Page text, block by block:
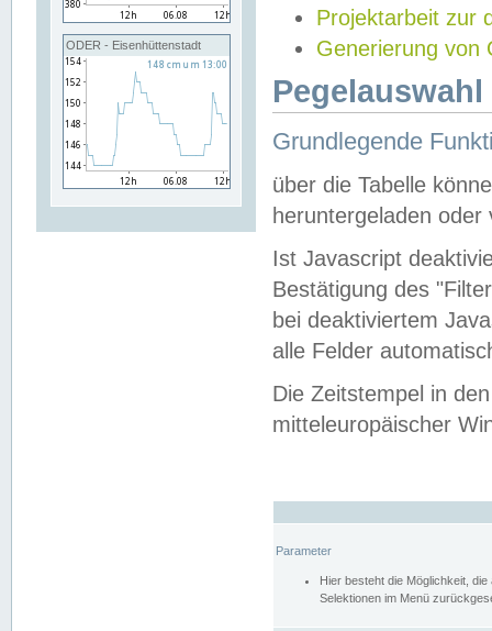
ODER - Eisenhüttenstadt
Projektarbeit zur
Generierung von
Grundlegende
über die Tabelle
heruntergeladen oder
Ist Javascript
Bestätigung des
bei deaktiviertem
alle Felder
Die Zeitstempel in
mitteleuropäischer
Parameter
Hier besteht die Möglichkeit,
Selektionen im Menü